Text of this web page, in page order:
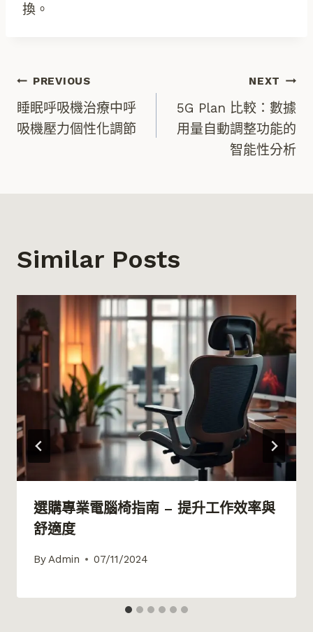
換。
文
章
PREVIOUS
睡眠呼吸機治療中呼
吸機壓力個性化調節
NEXT
5G Plan 比較：數據
用量自動調整功能的
智能性分析
Similar Posts
選購專業電腦椅指南 – 提升工作效率與
舒適度
ByAdmin 07/11/2024